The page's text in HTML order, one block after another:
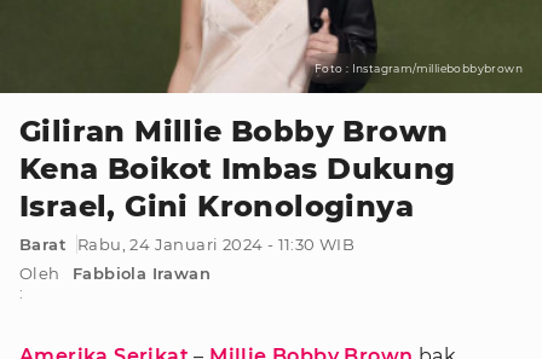
Foto : Instagram/milliebobbybrown
Giliran Millie Bobby Brown
Kena Boikot Imbas Dukung
Israel, Gini Kronologinya
Barat
Rabu, 24 Januari 2024 - 11:30 WIB
Oleh
:
Fabbiola Irawan